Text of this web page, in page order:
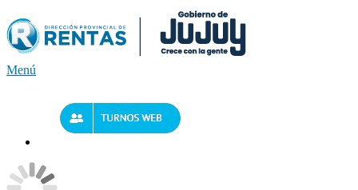
al
contenido
Menú